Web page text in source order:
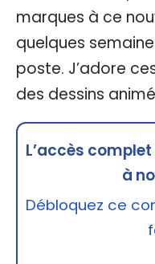
marques à ce
quelques
poste. J’adore
des dessins
L’accès
à
Débloquez ce